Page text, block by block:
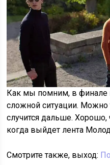
Как мы помним, в финале
сложной ситуации. Можно
случится дальше. Хорошо,
когда выйдет лента
Смотрите также, выход: